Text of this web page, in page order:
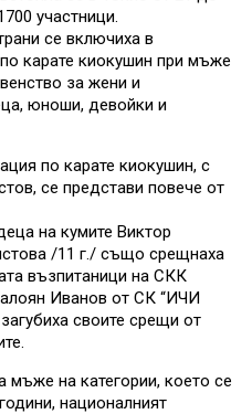
участници.
се включиха в
карате киокушин при мъже
за жени и
юноши, девойки и
по карате киокушин, с
се представи повече от
на кумите Виктор
/11 г./ също срещнаха
възпитаници на СКК
Иванов от СК “ИЧИ
своите срещи от
мъже на категории, което се
националният